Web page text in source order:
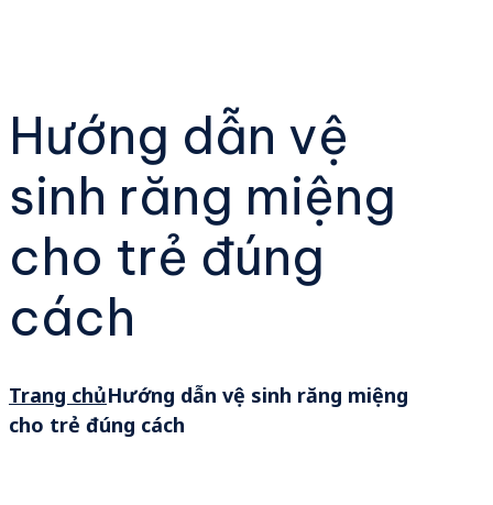
Hướng dẫn vệ
sinh răng miệng
cho trẻ đúng
cách
Trang chủHướng dẫn vệ sinh răng miệng
cho trẻ đúng cách